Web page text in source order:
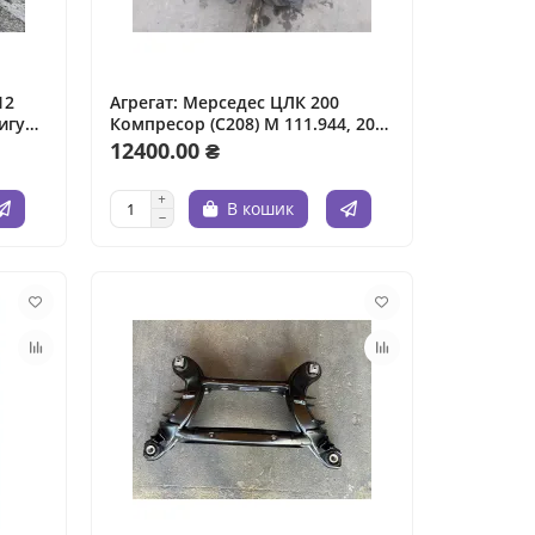
Агрегат: Мерседес ЦЛК 200
Компресор (C208) M 111.944, 2000
р., 2.0 л, бензин.
12400.00 ₴
В кошик